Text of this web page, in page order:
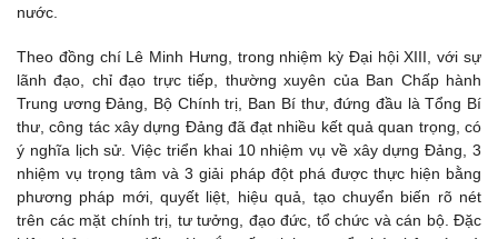
nước.
Theo đồng chí Lê Minh Hưng, trong nhiệm kỳ Đại hội XIII, với sự
lãnh đạo, chỉ đạo trực tiếp, thường xuyên của Ban Chấp hành
Trung ương Đảng, Bộ Chính trị, Ban Bí thư, đứng đầu là Tổng Bí
thư, công tác xây dựng Đảng đã đạt nhiều kết quả quan trọng, có
ý nghĩa lịch sử. Việc triển khai 10 nhiệm vụ về xây dựng Đảng, 3
nhiệm vụ trọng tâm và 3 giải pháp đột phá được thực hiện bằng
phương pháp mới, quyết liệt, hiệu quả, tạo chuyển biến rõ nét
trên các mặt chính trị, tư tưởng, đạo đức, tổ chức và cán bộ. Đặc